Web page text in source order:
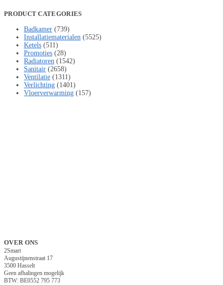
PRODUCT CATEGORIES
Badkamer (739)
Installatiematerialen (5525)
Ketels (511)
Promoties (28)
Radiatoren (1542)
Sanitair (2658)
Ventilatie (1311)
Verlichting (1401)
Vloerverwarming (157)
OVER ONS
2Smart
Augustijnenstraat 17
3500 Hasselt
Geen afhalingen mogelijk
BTW: BE0552 795 773